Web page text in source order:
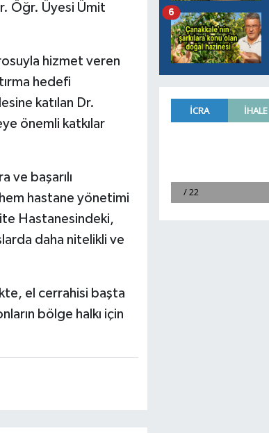
Öğr. Üyesi Ümit
hizmet veren
hedefi
katılan Dr.
önemli katkılar
ve başarılı
hastane yönetimi
Hastanesindeki,
daha nitelikli ve
el cerrahisi başta
bölge halkı için
6